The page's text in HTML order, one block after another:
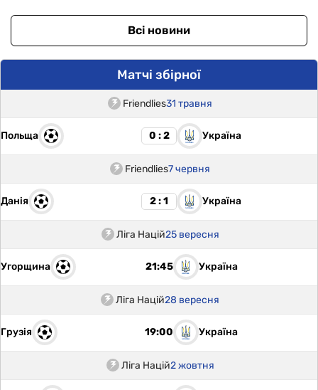
Всі новини
Матчі збірної
Friendlies31 травня
Польща 0 : 2 Україна
Friendlies7 червня
Данія 2 : 1 Україна
Ліга Націй25 вересня
Угорщина 21:45 Україна
Ліга Націй28 вересня
Грузія 19:00 Україна
Ліга Націй2 жовтня